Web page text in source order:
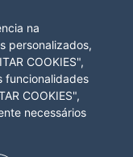
na
personalizados,
COOKIES",
funcionalidades
COOKIES",
necessários